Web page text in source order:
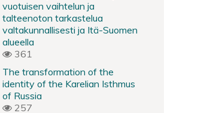
vuotuisen vaihtelun ja
talteenoton tarkastelua
valtakunnallisesti ja Itä-Suomen
alueella
361
The transformation of the
identity of the Karelian Isthmus
of Russia
257